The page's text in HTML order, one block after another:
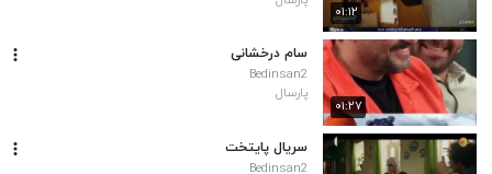
۰۱:۱۲
۰۱:۲۷
سام درخشانی
Bedinsan2
پارسال
سریال پایتخت
Bedinsan2